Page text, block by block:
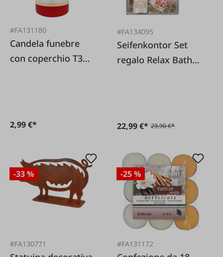
#FA131180
Candela funebre
con coperchio T3
2,99 €*
#FA134095
Seifenkontor Set
regalo Relax Bath
22,99 €* 29,90 €*
-33 %
#FA130771
-25 %
#FA131172